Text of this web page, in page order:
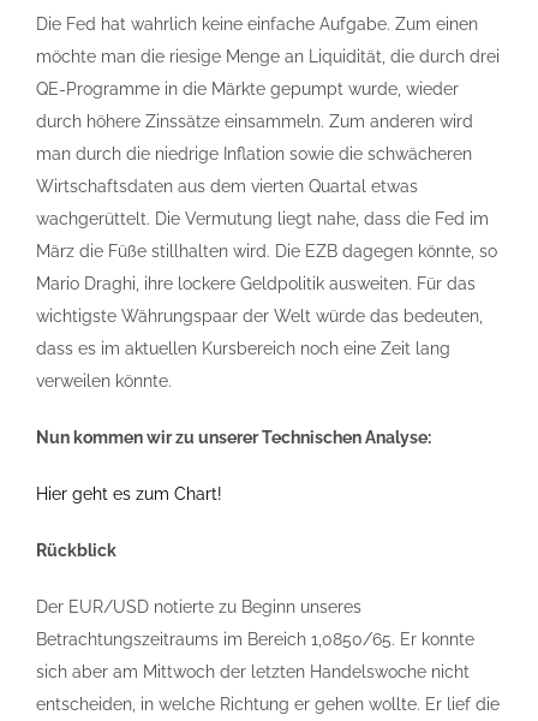
Die Fed hat wahrlich keine einfache Aufgabe. Zum einen
möchte man die riesige Menge an Liquidität, die durch drei
QE-Programme in die Märkte gepumpt wurde, wieder
durch höhere Zinssätze einsammeln. Zum anderen wird
man durch die niedrige Inflation sowie die schwächeren
Wirtschaftsdaten aus dem vierten Quartal etwas
wachgerüttelt. Die Vermutung liegt nahe, dass die Fed im
März die Füße stillhalten wird. Die EZB dagegen könnte, so
Mario Draghi, ihre lockere Geldpolitik ausweiten. Für das
wichtigste Währungspaar der Welt würde das bedeuten,
dass es im aktuellen Kursbereich noch eine Zeit lang
verweilen könnte.
Nun kommen wir zu unserer Technischen Analyse:
Hier geht es zum Chart!
Rückblick
Der EUR/USD notierte zu Beginn unseres
Betrachtungszeitraums im Bereich 1,0850/65. Er konnte
sich aber am Mittwoch der letzten Handelswoche nicht
entscheiden, in welche Richtung er gehen wollte. Er lief die